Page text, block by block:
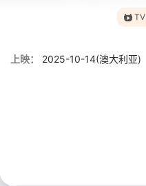
TV
上映： 2025-10-14(澳大利亚)